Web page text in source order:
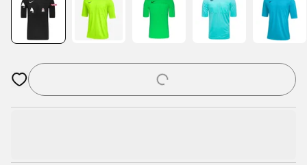
Åbner en Modal til at logge ind eller tilmelde dig som medlem